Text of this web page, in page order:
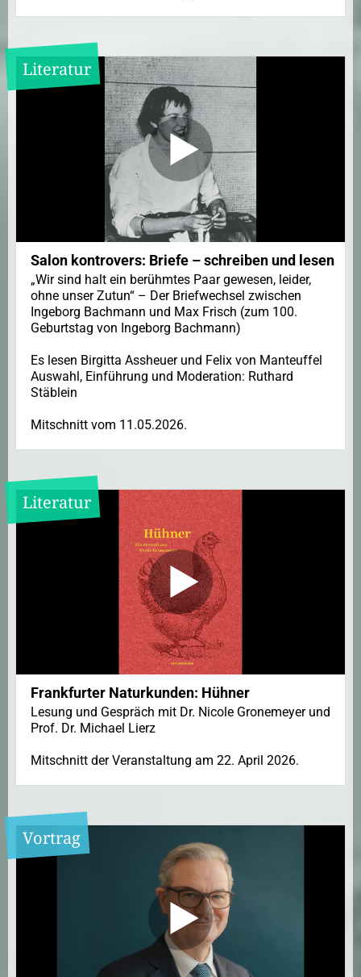
Literatur
Salon kontrovers: Briefe – schreiben und lesen
„Wir sind halt ein berühmtes Paar gewesen, leider,
ohne unser Zutun“ – Der Briefwechsel zwischen
Ingeborg Bachmann und Max Frisch (zum 100.
Geburtstag von Ingeborg Bachmann)
Es lesen Birgitta Assheuer und Felix von Manteuffel
Auswahl, Einführung und Moderation: Ruthard
Stäblein
Mitschnitt vom 11.05.2026.
Literatur
Frankfurter Naturkunden: Hühner
Lesung und Gespräch mit Dr. Nicole Gronemeyer und
Prof. Dr. Michael Lierz
Mitschnitt der Veranstaltung am 22. April 2026.
Vortrag